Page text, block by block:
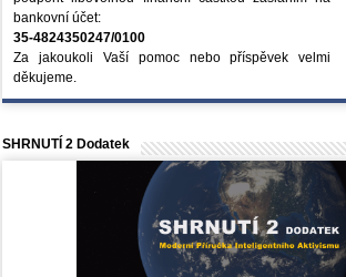
bankovní účet:
35-4824350247/0100
Za jakoukoli Vaší pomoc nebo příspěvek velmi
děkujeme.
SHRNUTÍ 2 Dodatek